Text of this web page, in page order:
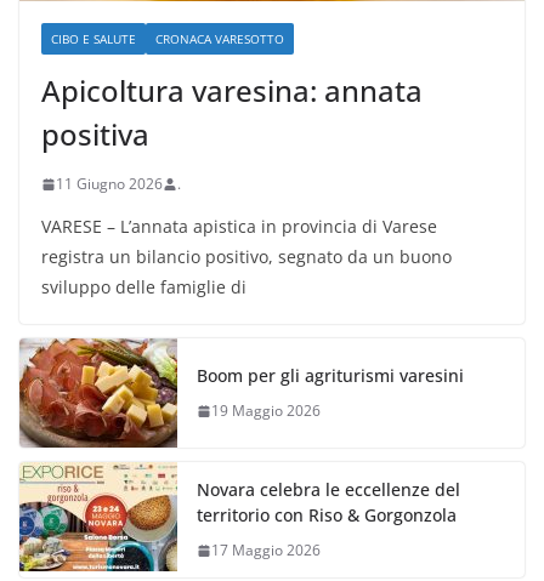
CIBO E SALUTE CRONACA VARESOTTO
Apicoltura varesina: annata
positiva
11 Giugno 2026 .
VARESE – L’annata apistica in provincia di Varese
registra un bilancio positivo, segnato da un buono
sviluppo delle famiglie di
Boom per gli agriturismi varesini
19 Maggio 2026
Novara celebra le eccellenze del
territorio con Riso & Gorgonzola
17 Maggio 2026